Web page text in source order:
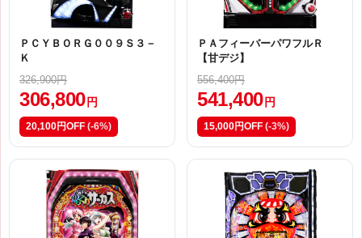
ＰＣＹＢＯＲＧ００９Ｓ３－
Ｋ
326,900円
306,800 円
20,100円OFF (-6%)
ＰＡフィーバーパワフルＲ
【甘デジ】
556,400円
541,400 円
15,000円OFF (-3%)